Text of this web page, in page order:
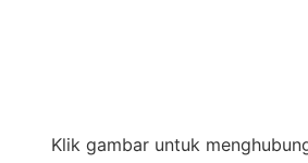
Klik gambar untuk